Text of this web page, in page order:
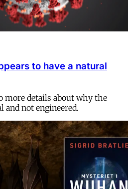
to have a natural
more details about why the
and not engineered.